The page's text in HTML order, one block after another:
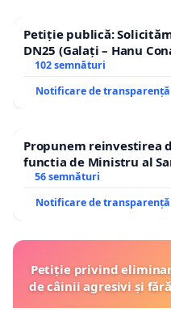
Petiție publică:
DN25 (Galați – Hanu
traseului în afara
102 semnături
Notificare de transparență
Propunem reinvestirea
functia de Ministru al
56 semnături
Notificare de transparență
Petiție privind
de câinii agresivi și